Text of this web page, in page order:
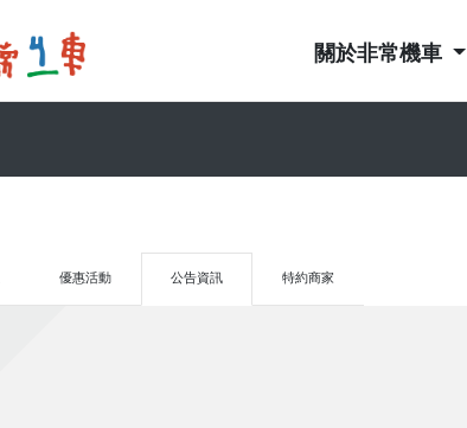
關於非常機車
優惠活動 公告資訊 特約商家